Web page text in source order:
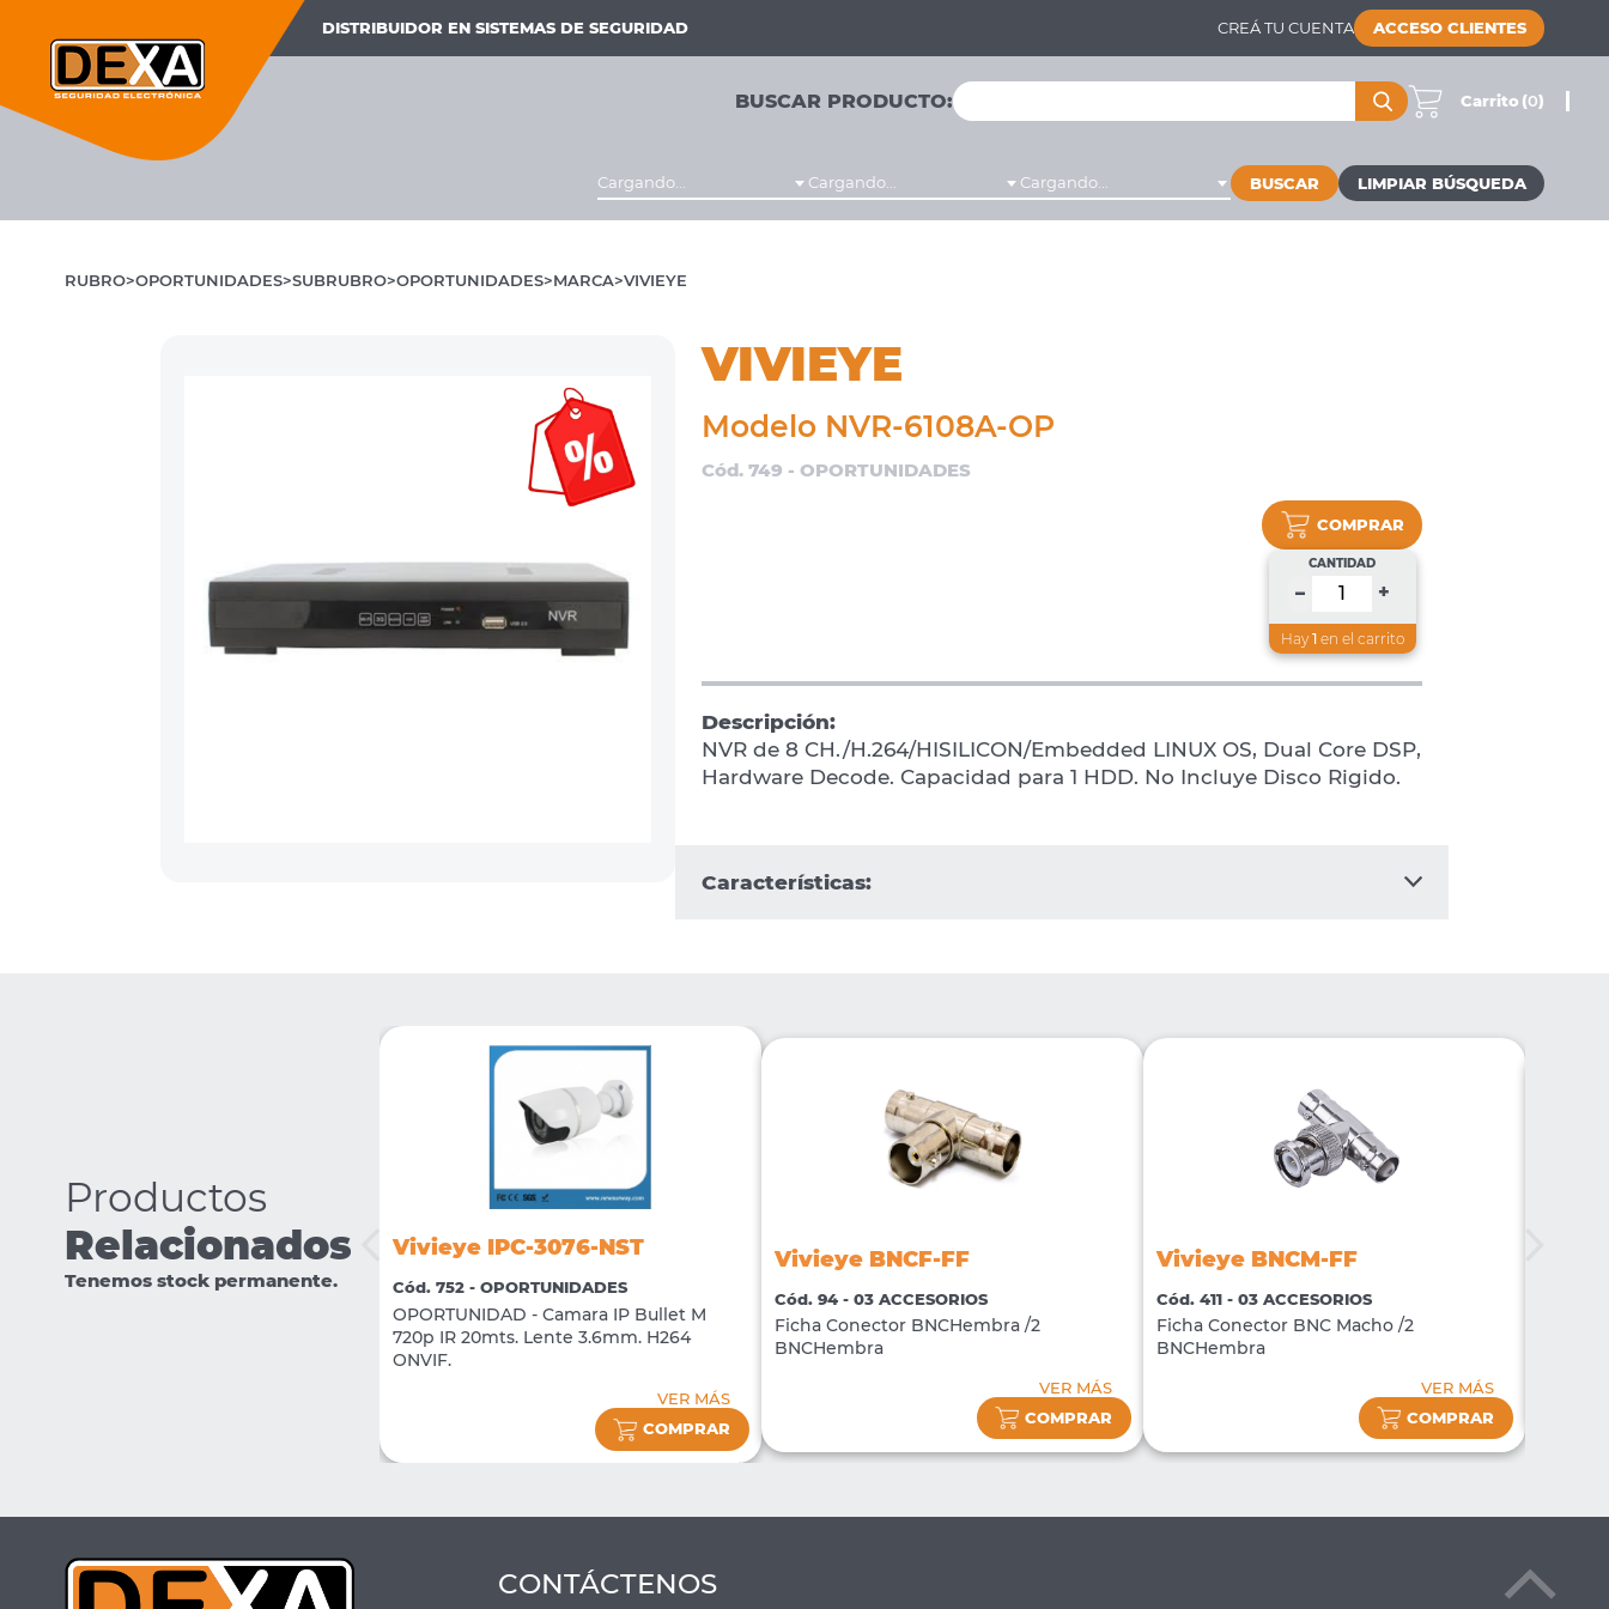
DISTRIBUIDOR EN SISTEMAS DE SEGURIDAD CREÁ TU CUENTA ACCESO CLIENTES
BUSCAR PRODUCTO: Carrito (0)
Cargando... Cargando... Cargando... BUSCAR
RUBRO OPORTUNIDADES SUBRUBRO OPORTUNIDADES MARCA VIVIEYE
VIVIEYE
Modelo NVR-6108A-OP
Cód. 749 - OPORTUNIDADES
COMPRAR
CANTIDAD
– +
Hay 1en el carrito
Descripción:
NVR de 8 CH./H.264/HISILICON/Embedded LINUX OS, Dual Core DSP,
Hardware Decode. Capacidad para 1 HDD. No Incluye Disco Rigido.
Características:
Productos
Relacionados
Tenemos stock permanente.
Vivieye ST-RJ45M
Vivieye IPC-3076-NST
Cód. 752 - OPORTUNIDADES
OPORTUNIDAD - Camara IP Bullet M
720p IR 20mts. Lente 3.6mm. H264
ONVIF.
VER MÁS
COMPRAR
Vivieye BNCF-FF
Cód. 94 - 03 ACCESORIOS
Ficha Conector BNCHembra /2
BNCHembra
VER MÁS
COMPRAR
Vivieye BNCM-FF
Cód. 411 - 03 ACCESORIOS
Ficha Conector BNC Macho /2
BNCHembra
VER MÁS
COMPRAR
CONTÁCTENOS